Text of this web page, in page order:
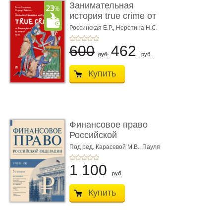
Занимательная
история true crime от
Гиппократа до � ...
Россинская Е.Р., Неретина Н.С.
600 руб. 462 руб.
Купить
Финансовое право
Российской
Федерации. 5-е изд�
...
Под ред. Карасевой М.В., Пауля
А.Г., Красюкова А.В.
1 100 руб.
Купить